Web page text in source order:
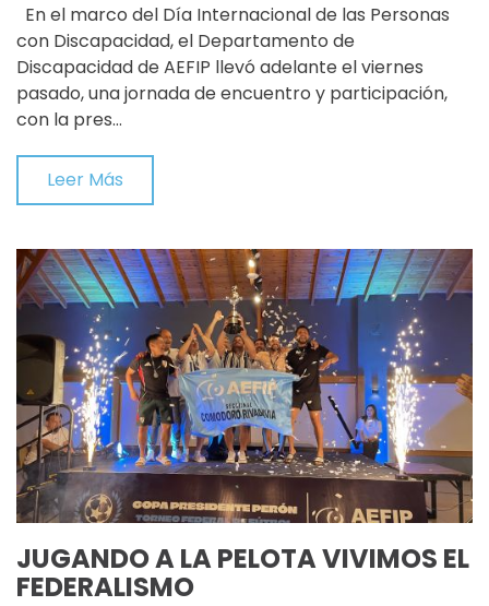
En el marco del Día Internacional de las Personas
con Discapacidad, el Departamento de
Discapacidad de AEFIP llevó adelante el viernes
pasado, una jornada de encuentro y participación,
con la pres…
Leer Más
JUGANDO A LA PELOTA VIVIMOS EL
FEDERALISMO